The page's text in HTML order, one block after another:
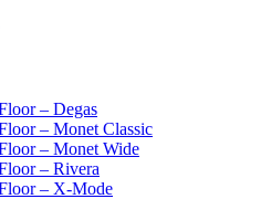
– Degas
– Monet Classic
– Monet Wide
– Rivera
– X-Mode